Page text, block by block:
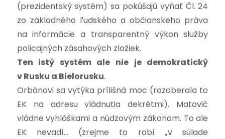
(prezidentský systém) sa pokúšajú vyňať Čl. 24
zo základného ľudského a občianskeho práva
na informácie a transparentný výkon služby
policajných zásahových zložiek.
Ten istý systém ale nie je demokratický
v Rusku a Bielorusku.
Orbánovi sa vytýka prílišná moc (rozoberala to
EK na adresu vládnutia dekrétmi). Matovič
vládne vyhláškami a núdzovým zákonom. To ale
EK nevadí… (zrejme to robí „v súlade